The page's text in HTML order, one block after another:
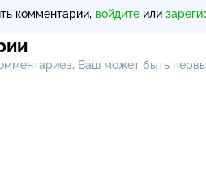
комментарии, войдите или
Ваш может быть